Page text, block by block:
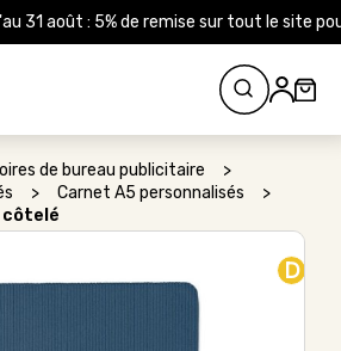
31 août : 5% de remise sur tout le site
de bureau publicitaire
>
> Carnet A5 personnalisés
>
côtelé
D